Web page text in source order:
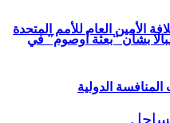
الأمين العام للأمم المتحدة
الدولية
بشأن “بعثة أوصوم” في